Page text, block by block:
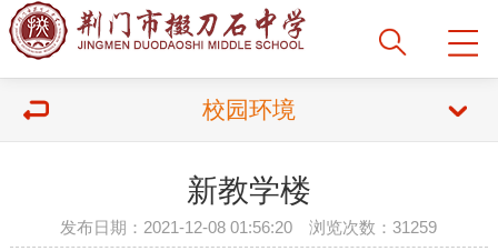
校园环境
新教学楼
发布日期：2021-12-08 01:56:20 浏览次数：31259